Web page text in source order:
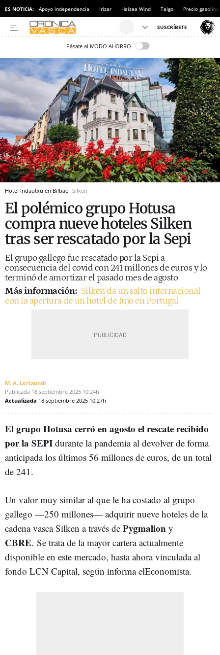
ES NOTICIA: Apoyo independencia Irizar Haizea Wind Talgo Precio gasolina
Pásate al MODO AHORRO
Hotel Indautxu en Bilbao Silken
El polémico grupo Hotusa
compra nueve hoteles Silken
tras ser rescatado por la Sepi
El grupo gallego fue rescatado por la Sepi a
consecuencia del covid con 241 millones de euros y lo
terminó de amortizar el pasado mes de agosto
Más información: Silken da un salto internacional
con la apertura de un hotel de lujo en Portugal
M. A. Lertxundi
Publicada 18 septiembre 2025 10:24h
Actualizada 18 septiembre 2025 10:27h
El grupo Hotusa cerró en agosto el rescate recibido
por la SEPI durante la pandemia al devolver de forma
anticipada los últimos 56 millones de euros, de un total
de 241.
Un valor muy similar al que le ha costado al grupo
gallego —250 millones— adquirir nueve hoteles de la
cadena vasca Silken a través de Pygmalion y
CBRE. Se trata de la mayor cartera actualmente
disponible en este mercado, hasta ahora vinculada al
fondo LCN Capital, según informa elEconomista.